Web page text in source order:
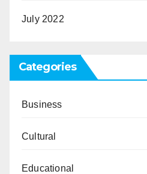
July 2022
Categories
Business
Cultural
Educational